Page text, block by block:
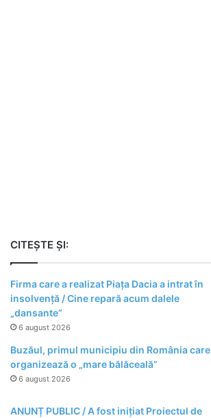
CITEȘTE ȘI:
Firma care a realizat Piața Dacia a intrat în
insolvență / Cine repară acum dalele
„dansante”
6 august 2026
Buzăul, primul municipiu din România care
organizează o „mare bălăceală”
6 august 2026
ANUNȚ PUBLIC / A fost inițiat Proiectul de